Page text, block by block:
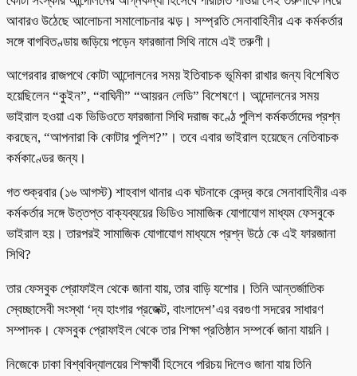
আবারও উঠেছে আলোচনা সমালোচনার ঝড়। সম্প্রতি সেনাবাহিনীর এক কর্মকর্তার
সঙ্গে বাগবিতণ্ডায় জড়িয়ে পড়েন ফারজানা সিথি নামে এই তরুণী।
আগেরবার রাজপথে কোটা আন্দোলনের সময় ইতিবাচক ভূমিকা রাখার জন্য বিশেষিত
হয়েছিলেন “কুইন”, “বাঘিনী” “আয়রন লেডি” বিশেষণে। আন্দোলনের সময়
ভাইরাল হওয়া এক ভিডিওতে ফারজানা সিথি দরাজ কণ্ঠে পুলিশ কর্মকর্তাদের প্রশ্ন
করছেন, “আপনারা কি কোটার পুলিশ?”। তবে এবার ভাইরাল হয়েছেন নেতিবাচক
কর্মকাণ্ডের জন্য।
গত শুক্রবার (১৬ আগস্ট) শাহবাগ থানার এক ঘটনাকে কেন্দ্র করে সেনাবাহিনীর এক
কর্মকর্তার সঙ্গে উত্তপ্ত বাক্যব্যয়ের ভিডিও সামাজিক যোগাযোগ মাধ্যম ফেসবুকে
ভাইরাল হয়। তারপরই সামাজিক যোগাযোগ মাধ্যমে প্রশ্ন উঠে কে এই ফারজানা
সিথি?
তার ফেসবুক প্রোফাইল থেকে জানা যায়, তার বাড়ি যশোর। তিনি আন্তর্জাতিক
স্বেচ্ছাসেবী সংস্থা ‘দ্য হাংগার প্রজেক্ট, বাংলাদেশ’এর বরগুণা সদরের সাধারণ
সম্পাদক। ফেসবুক প্রোফাইল থেকে তার শিক্ষা প্রতিষ্ঠান সম্পর্কে জানা যায়নি।
নিজেকে ঢাকা বিশ্ববিদ্যালয়ের শিক্ষার্থী হিসেবে পরিচয় দিলেও জানা যায় তিনি